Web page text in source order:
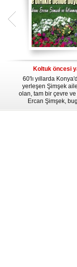
Koltuk öncesi
60'lı yıllarda
yerleşen Şimşek
olan, tam bir çevre ve
Ercan Şimşek,
Başkanlığı yaptığı